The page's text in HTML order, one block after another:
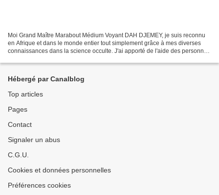
Moi Grand Maître Marabout Médium Voyant DAH DJEMEY, je suis reconnu
en Afrique et dans le monde entier tout simplement grâce à mes diverses
connaissances dans la science occulte. J'ai apporté de l'aide des personnes
Hébergé par Canalblog
Top articles
Pages
Contact
Signaler un abus
C.G.U.
Cookies et données personnelles
Préférences cookies